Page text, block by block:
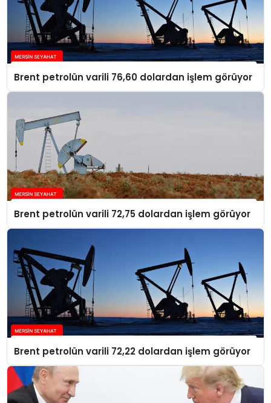
Brent petrolün varili 76,60 dolardan işlem görüyor
Brent petrolün varili 72,75 dolardan işlem görüyor
Brent petrolün varili 72,22 dolardan işlem görüyor